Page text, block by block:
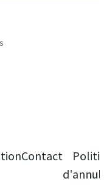
Contact